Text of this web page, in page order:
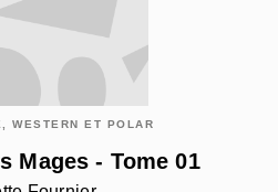
WESTERN ET POLAR
Mages - Tome 01